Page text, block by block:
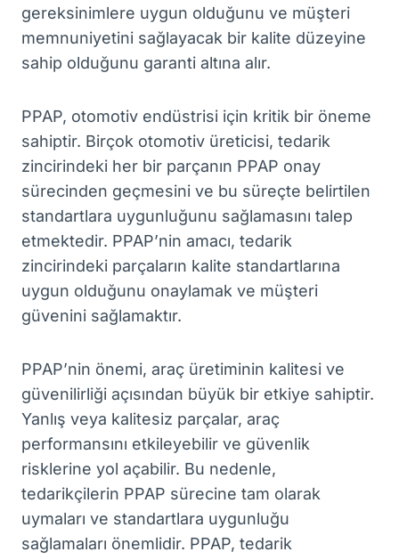
gereksinimlere uygun olduğunu ve müşteri
memnuniyetini sağlayacak bir kalite düzeyine
sahip olduğunu garanti altına alır.
PPAP, otomotiv endüstrisi için kritik bir öneme
sahiptir. Birçok otomotiv üreticisi, tedarik
zincirindeki her bir parçanın PPAP onay
sürecinden geçmesini ve bu süreçte belirtilen
standartlara uygunluğunu sağlamasını talep
etmektedir. PPAP’nin amacı, tedarik
zincirindeki parçaların kalite standartlarına
uygun olduğunu onaylamak ve müşteri
güvenini sağlamaktır.
PPAP’nin önemi, araç üretiminin kalitesi ve
güvenilirliği açısından büyük bir etkiye sahiptir.
Yanlış veya kalitesiz parçalar, araç
performansını etkileyebilir ve güvenlik
risklerine yol açabilir. Bu nedenle,
tedarikçilerin PPAP sürecine tam olarak
uymaları ve standartlara uygunluğu
sağlamaları önemlidir. PPAP, tedarik